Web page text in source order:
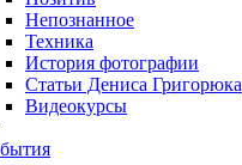
Непознанное
Техника
История фотографии
Статьи Дениса Григорюка
Видеокурсы